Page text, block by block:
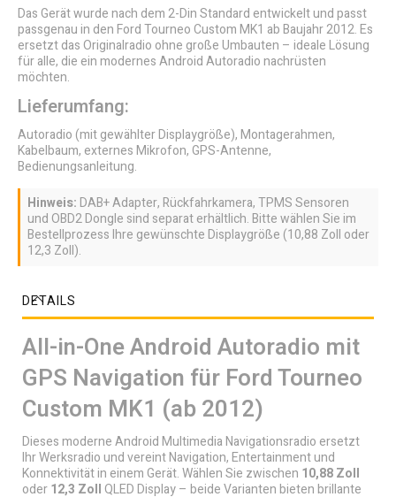
Das Gerät wurde nach dem 2-Din Standard entwickelt und passt
passgenau in den Ford Tourneo Custom MK1 ab Baujahr 2012. Es
ersetzt das Originalradio ohne große Umbauten – ideale Lösung
für alle, die ein modernes Android Autoradio nachrüsten
möchten.
Lieferumfang:
Autoradio (mit gewählter Displaygröße), Montagerahmen,
Kabelbaum, externes Mikrofon, GPS-Antenne,
Bedienungsanleitung.
Hinweis: DAB+ Adapter, Rückfahrkamera, TPMS Sensoren
und OBD2 Dongle sind separat erhältlich. Bitte wählen Sie im
Bestellprozess Ihre gewünschte Displaygröße (10,88 Zoll oder
12,3 Zoll).
DETAILS
All-in-One Android Autoradio mit
GPS Navigation für Ford Tourneo
Custom MK1 (ab 2012)
Dieses moderne Android Multimedia Navigationsradio ersetzt
Ihr Werksradio und vereint Navigation, Entertainment und
Konnektivität in einem Gerät. Wählen Sie zwischen 10,88 Zoll
oder12,3 ZollQLED Display – beide Varianten bieten brillante